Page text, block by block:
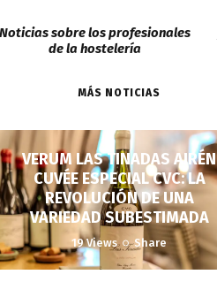
Noticias sobre los profesionales
de la hostelería
MÁS NOTICIAS
VERUM LAS TINADAS AIRÉN
CUVÉE ESPECIAL CVC: LA
REVOLUCIÓN DE UNA
VARIEDAD SUBESTIMADA
19 Views Share